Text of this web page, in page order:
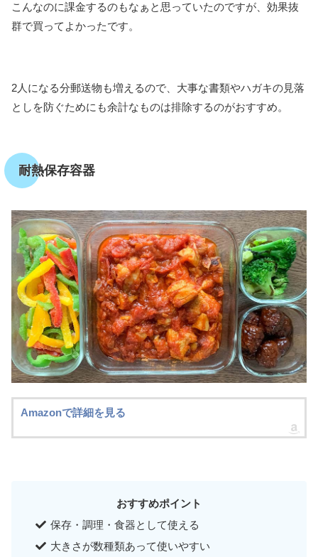
こんなのに課金するのもなぁと思っていたのですが、効果抜
群で買ってよかったです。
2人になる分郵送物も増えるので、大事な書類やハガキの見落
としを防ぐためにも余計なものは排除するのがおすすめ。
耐熱保存容器
Amazonで詳細を見る
おすすめポイント
保存・調理・食器として使える
大きさが数種類あって使いやすい